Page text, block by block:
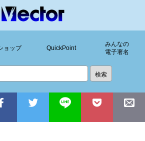
ョップ QuickPoint
みんなの
電子署名